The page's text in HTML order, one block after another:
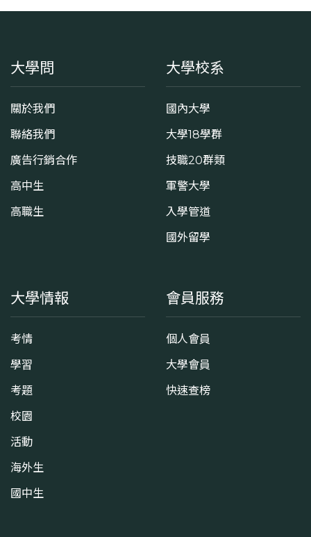
大學問
關於我們
聯絡我們
廣告行銷合作
高中生
高職生
大學校系
國內大學
大學18學群
技職20群類
軍警大學
入學管道
國外留學
大學情報
考情
學習
考題
校園
活動
海外生
國中生
會員服務
個人會員
大學會員
快速查榜